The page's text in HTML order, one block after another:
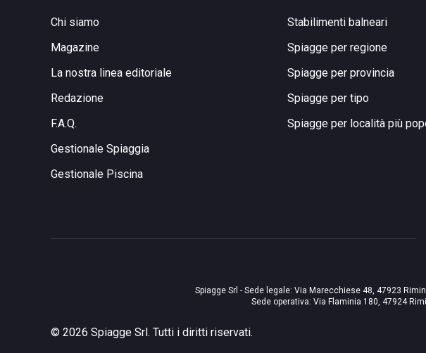
Chi siamo
Magazine
La nostra linea editoriale
Redazione
F.A.Q.
Gestionale Spiaggia
Gestionale Piscina
Stabilimenti balneari
Spiagge per regione
Spiagge per provincia
Spiagge per tipo
Spiagge per località più
Spiagge Srl - Sede legale: Via Marecchiese 48, 47923
Sede operativa: Via Flaminia 180, 47924
© 2026 Spiagge Srl. Tutti i diritti riservati.